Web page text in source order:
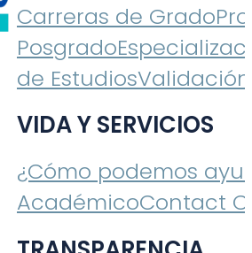
Carreras de Grado
Posgrado
de Estudios
VIDA Y SERVICIOS
¿Cómo podemos
AcadémicoContact